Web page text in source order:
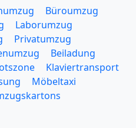
Büroumzug
Laborumzug
Privatumzug
Beiladung
Klaviertransport
Möbeltaxi